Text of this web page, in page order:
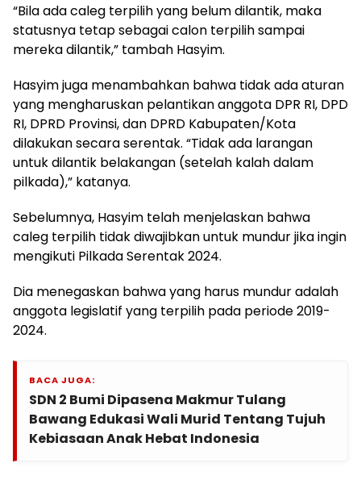
“Bila ada caleg terpilih yang belum dilantik, maka
statusnya tetap sebagai calon terpilih sampai
mereka dilantik,” tambah Hasyim.
Hasyim juga menambahkan bahwa tidak ada aturan
yang mengharuskan pelantikan anggota DPR RI, DPD
RI, DPRD Provinsi, dan DPRD Kabupaten/Kota
dilakukan secara serentak. “Tidak ada larangan
untuk dilantik belakangan (setelah kalah dalam
pilkada),” katanya.
Sebelumnya, Hasyim telah menjelaskan bahwa
caleg terpilih tidak diwajibkan untuk mundur jika ingin
mengikuti Pilkada Serentak 2024.
Dia menegaskan bahwa yang harus mundur adalah
anggota legislatif yang terpilih pada periode 2019-
2024.
BACA JUGA:
SDN 2 Bumi Dipasena Makmur Tulang
Bawang Edukasi Wali Murid Tentang Tujuh
Kebiasaan Anak Hebat Indonesia